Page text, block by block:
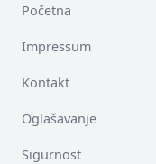
Početna
Impressum
Kontakt
Oglašavanje
Sigurnost